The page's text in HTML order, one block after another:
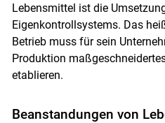
Lebensmittel ist die
Eigenkontrollsystems. Das
Betrieb muss für sein
Produktion
etablieren.
Beanstandungen von